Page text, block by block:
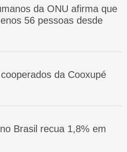
da ONU afirma que
56 pessoas desde
da Cooxupé
Brasil recua 1,8% em